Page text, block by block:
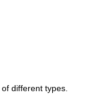
different types.